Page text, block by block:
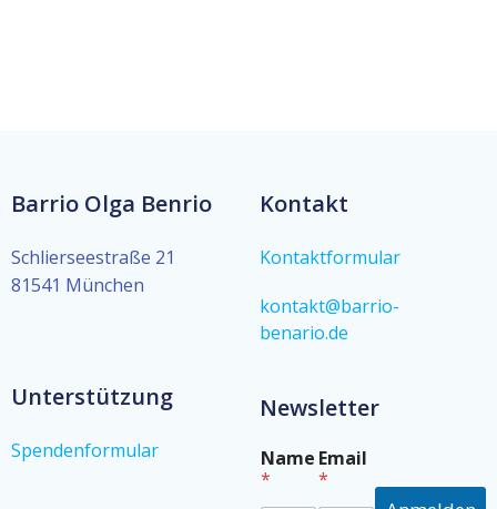
Barrio Olga Benrio
Schlierseestraße 21
81541 München
Kontakt
Kontaktformular
kontakt@barrio-
benario.de
Unterstützung
Spendenformular
Newsletter
*
E
Name
*
Email
*